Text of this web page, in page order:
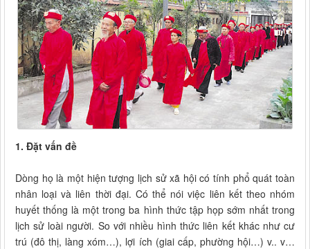
1. Đặt vấn đề
Dòng họ là một hiện tượng lịch sử xã hội có tính phổ quát toàn
nhân loại và liên thời đại. Có thể nói việc liên kết theo nhóm
huyết thống là một trong ba hình thức tập họp sớm nhất trong
lịch sử loài người. So với nhiều hình thức liên kết khác như cư
trú (đô thị, làng xóm…), lợi ích (giai cấp, phường hội…) v.. v…